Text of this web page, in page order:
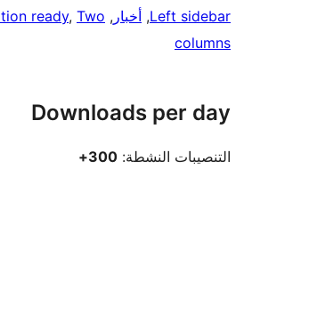
Left sidebar
, أخبار ,
ready, Two
columns
Downloads per day
التنصيبات النشطة: 300+